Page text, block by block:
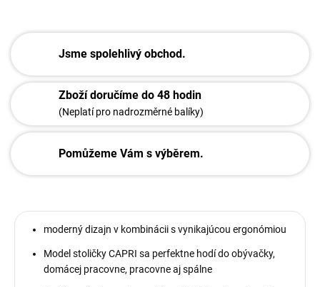
Jsme spolehlivý obchod.
Zboží doručíme do 48 hodin
(Neplatí pro nadrozměrné balíky)
Pomůžeme Vám s výběrem.
moderný dizajn v kombinácii s vynikajúcou ergonómiou
Model stoličky CAPRI sa perfektne hodí do obývačky,
domácej pracovne, pracovne aj spálne